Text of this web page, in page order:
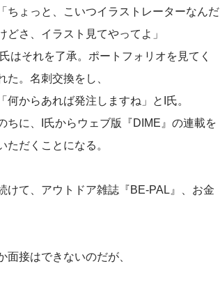
「ちょっと、こいつイラストレーターなんだ
どさ、イラスト見てやってよ」
I氏はそれを了承。ポートフォリオを見てく
た。名刺交換をし、
「何からあれば発注しますね」とI氏。
ちに、I氏からウェブ版『DIME』の連載を
ただくことになる。
けて、アウトドア雑誌『BE-PAL』、お金
接はできないのだが、